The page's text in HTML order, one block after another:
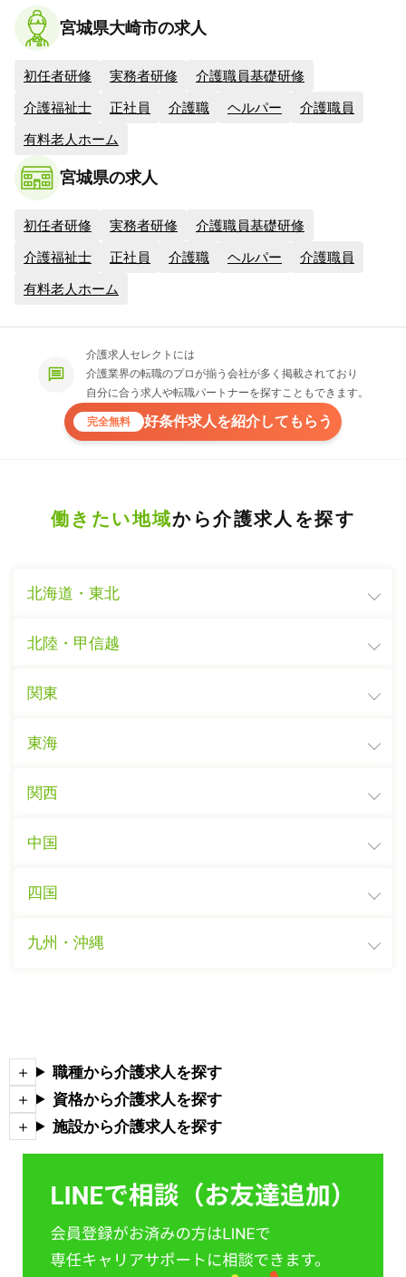
宮城県大崎市の求人
初任者研修 実務者研修 介護職員基礎研修
介護福祉士 正社員 介護職 ヘルパー 介護職員
有料老人ホーム
宮城県の求人
初任者研修 実務者研修 介護職員基礎研修
介護福祉士 正社員 介護職 ヘルパー 介護職員
有料老人ホーム
介護求人セレクトには
介護業界の転職のプロが揃う会社が多く掲載されており
自分に合う求人や転職パートナーを探すこともできます。
完全無料 好条件求人を紹介してもらう
働きたい地域から介護求人を探す
北海道・東北
北陸・甲信越
関東
東海
関西
中国
四国
九州・沖縄
職種から介護求人を探す
資格から介護求人を探す
施設から介護求人を探す